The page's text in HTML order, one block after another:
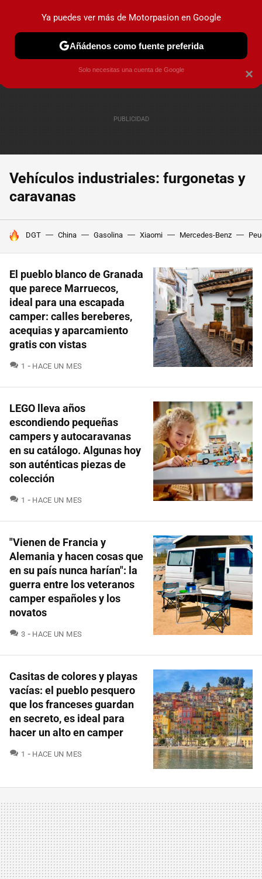
PRUEBAS COCHES ELÉCTRICOS OBSERVATORIO
Vehículos industriales: furgonetas y
caravanas
HOY SE HABLA DE
DGT China Gasolina Xiaomi Mercedes-Benz
El pueblo blanco de Granada
que parece Marruecos,
ideal para una escapada
camper: calles bereberes,
acequias y aparcamiento
gratis con vistas
1 COMENTARIOS
HACE UN MES
LEGO lleva años
escondiendo pequeñas
campers y autocaravanas
en su catálogo. Algunas hoy
son auténticas piezas de
colección
1 COMENTARIOS
HACE UN MES
"Vienen de Francia y
Alemania y hacen cosas que
en su país nunca harían": la
guerra entre los veteranos
camper españoles y los
novatos
3 COMENTARIOS
HACE UN MES
Casitas de colores y playas
vacías: el pueblo pesquero
que los franceses guardan
en secreto, es ideal para
hacer un alto en camper
1 COMENTARIOS
HACE UN MES
×
Ya puedes ver más de Motorpasion en Google
Añádenos como fuente preferida
Solo necesitas una cuenta de Google